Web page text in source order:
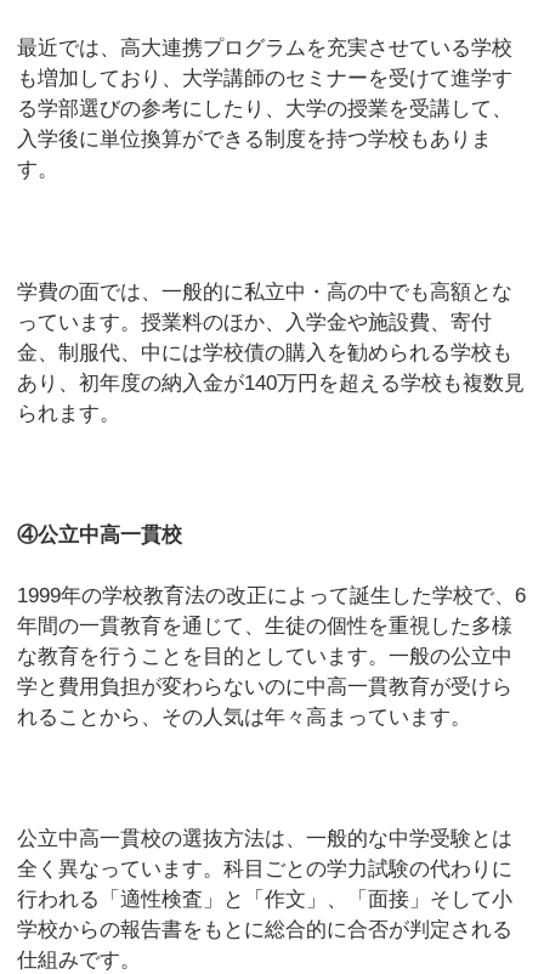
最近では、高大連携プログラムを充実させている学校
も増加しており、大学講師のセミナーを受けて進学す
る学部選びの参考にしたり、大学の授業を受講して、
入学後に単位換算ができる制度を持つ学校もありま
す。
学費の面では、一般的に私立中・高の中でも高額とな
っています。授業料のほか、入学金や施設費、寄付
金、制服代、中には学校債の購入を勧められる学校も
あり、初年度の納入金が140万円を超える学校も複数見
られます。
④公立中高一貫校
1999年の学校教育法の改正によって誕生した学校で、6
年間の一貫教育を通じて、生徒の個性を重視した多様
な教育を行うことを目的としています。一般の公立中
学と費用負担が変わらないのに中高一貫教育が受けら
れることから、その人気は年々高まっています。
公立中高一貫校の選抜方法は、一般的な中学受験とは
全く異なっています。科目ごとの学力試験の代わりに
行われる「適性検査」と「作文」、「面接」そして小
学校からの報告書をもとに総合的に合否が判定される
仕組みです。